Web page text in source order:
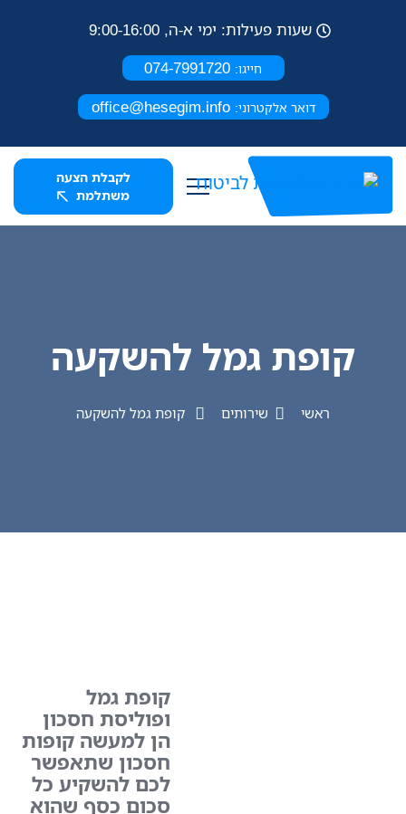
שעות פעילות: ימי א-ה, 9:00-16:00
חייגו:
דואר אלקטרוני: office@hesegim.info
לקבלת הצעה
משתלמת
קופת גמל להשקעה
ראשי שירותים קופת גמל להשקעה
קופת גמל
ופוליסת חסכון
הן למעשה קופות
חסכון שתאפשר
לכם להשקיע כל
סכום כסף שהוא